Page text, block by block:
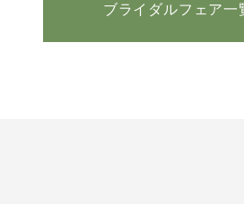
ブライダルフェア一